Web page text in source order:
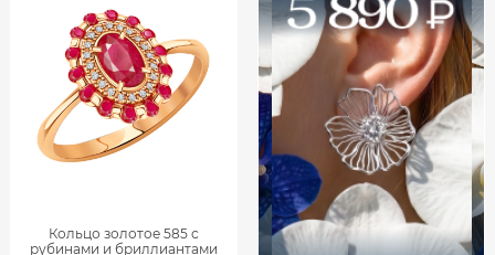
Кольцо золотое 585 с
рубинами и бриллиантами